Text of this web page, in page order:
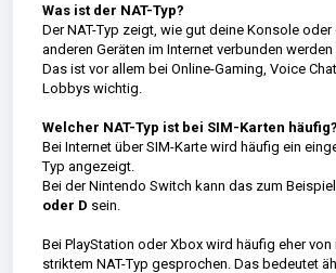
Was ist der NAT-Typ?
Der NAT-Typ zeigt, wie gut deine Konsole oder
anderen Geräten im Internet verbunden werden
Das ist vor allem bei Online-Gaming, Voice
Lobbys wichtig.
Welcher NAT-Typ ist bei SIM-Karten häufig?
Bei Internet über SIM-Karte wird häufig ein
Typ angezeigt.
Bei der Nintendo Switch kann das zum
oder D sein.
Bei PlayStation oder Xbox wird häufig eher
striktem NAT-Typ gesprochen. Das bedeutet